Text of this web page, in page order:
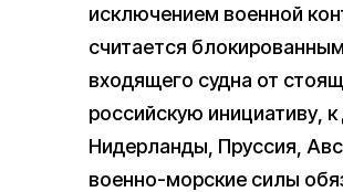
исключением военной
считается
входящего судна от
российскую инициативу,
Нидерланды, Пруссия,
военно-морские силы